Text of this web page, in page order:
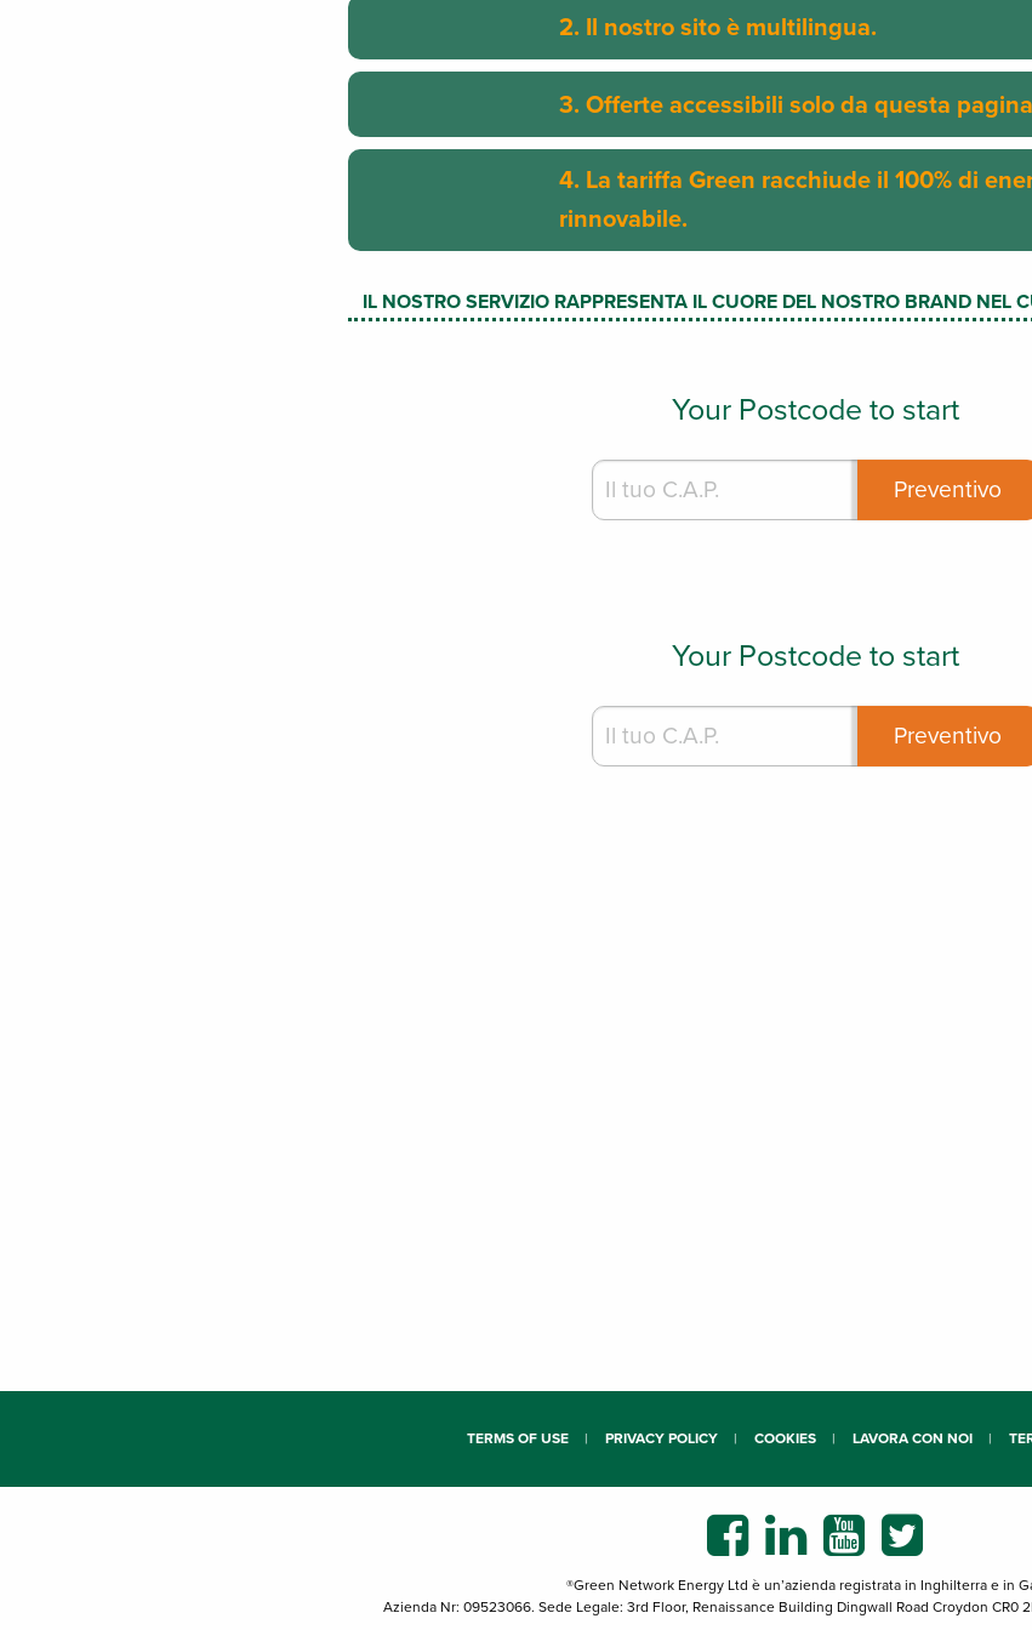
2. Il nostro sito è multilingua.
3. Offerte accessibili solo da questa
4. La tariffa Green racchiude il 100% di
rinnovabile.
IL NOSTRO SERVIZIO RAPPRESENTA IL CUORE DEL NOSTRO BRAND NEL
Your Postcode to start
Your Postcode to start
TERMS OF USE PRIVACY POLICY COOKIES LAVORA CON NOI
®Green Network Energy Ltd è un’azienda registrata in Inghilterra e in
Azienda Nr: 09523066. Sede Legale: 3rd Floor, Renaissance Building Dingwall Road Croydon CR0